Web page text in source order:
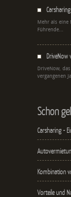
Mehr als eine
Führende...
DriveNow
DriveNow,
vergangenen
Schon
Carsharing -
Kombination
Vorteile und